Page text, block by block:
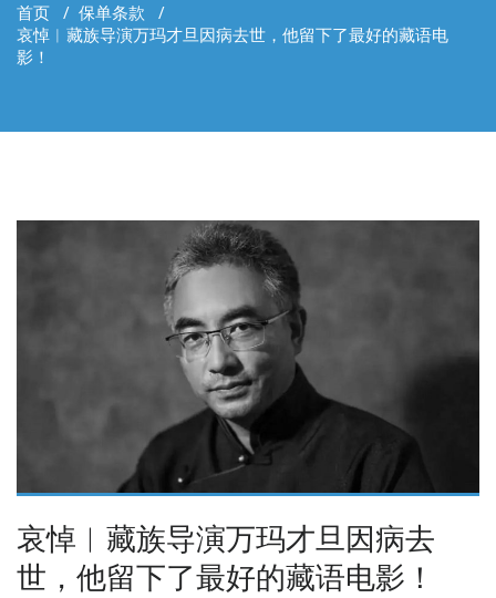
首页 / 保单条款 /
哀悼︱藏族导演万玛才旦因病去世，他留下了最好的藏语电
影！
哀悼︱藏族导演万玛才旦因病去
世，他留下了最好的藏语电影！